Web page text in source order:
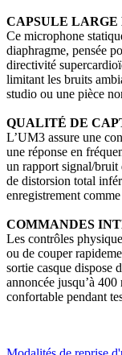
CAPSULE
Ce microphone
diaphragme, pensée
directivité
limitant les bruits
studio ou une pièce
QUALITÉ DE
L’UM3 assure une
une réponse en
un rapport signal/
de distorsion total
enregistrement
COMMANDES
Les contrôles
ou de couper
sortie casque dispose
annoncée jusqu’à
confortable pendant